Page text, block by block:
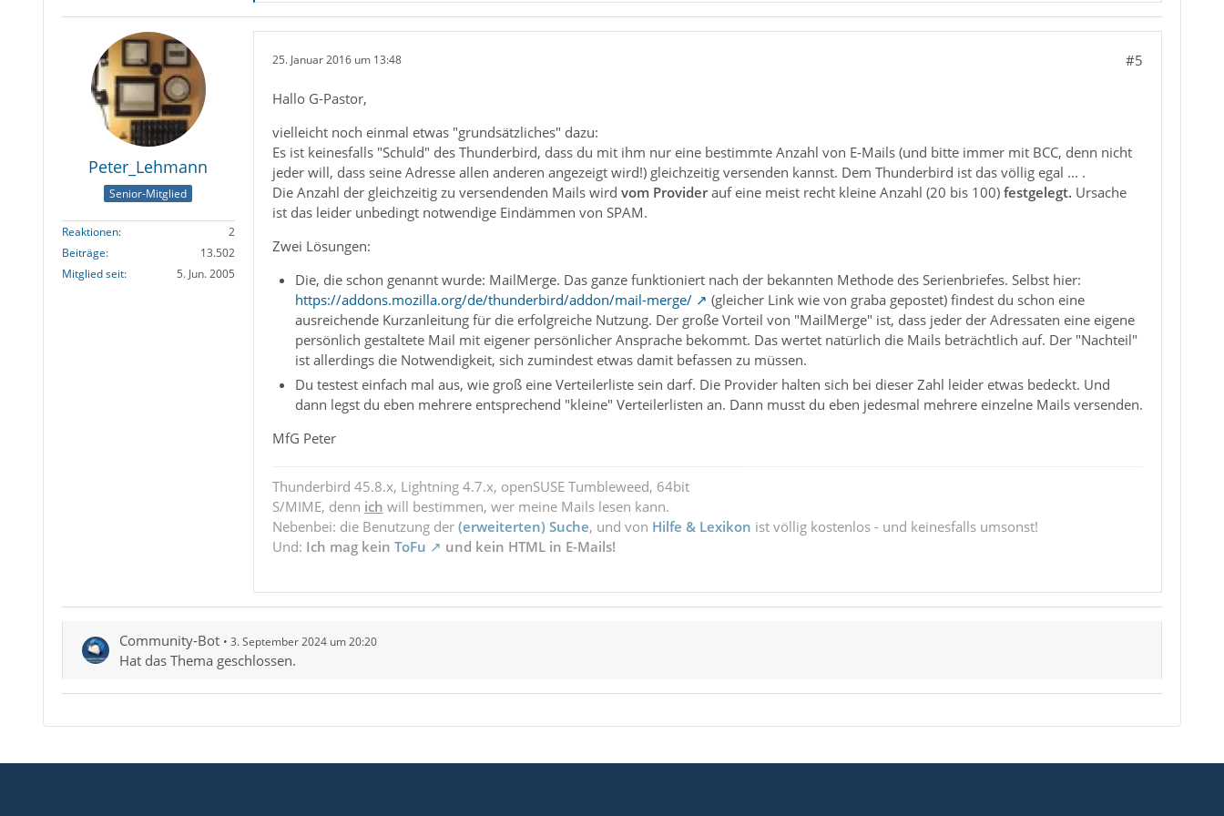
Peter_Lehmann
Senior-Mitglied
Reaktionen
2
Beiträge
13.502
Mitglied seit
5. Jun. 2005
25. Januar 2016 um 13:48 #5
Hallo G-Pastor,
vielleicht noch einmal etwas "grundsätzliches" dazu:
Es ist keinesfalls "Schuld" des Thunderbird, dass du mit ihm nur eine bestimmte Anzahl von E-Mails (und bitte immer mit BCC, denn nicht
jeder will, dass seine Adresse allen anderen angezeigt wird!) gleichzeitig versenden kannst. Dem Thunderbird ist das völlig egal ... .
Die Anzahl der gleichzeitig zu versendenden Mails wird vom Providerauf eine meist recht kleine Anzahl (20 bis 100) festgelegt. Ursache
ist das leider unbedingt notwendige Eindämmen von SPAM.
Zwei Lösungen:
Die, die schon genannt wurde: MailMerge. Das ganze funktioniert nach der bekannten Methode des Serienbriefes. Selbst hier:
https://addons.mozilla.org/de/thunderbird/addon/mail-merge/
(gleicher Link wie von graba gepostet) findest du schon eine
ausreichende Kurzanleitung für die erfolgreiche Nutzung. Der große Vorteil von "MailMerge" ist, dass jeder der Adressaten eine eigene
persönlich gestaltete Mail mit eigener persönlicher Ansprache bekommt. Das wertet natürlich die Mails beträchtlich auf. Der "Nachteil"
ist allerdings die Notwendigkeit, sich zumindest etwas damit befassen zu müssen.
Du testest einfach mal aus, wie groß eine Verteilerliste sein darf. Die Provider halten sich bei dieser Zahl leider etwas bedeckt. Und
dann legst du eben mehrere entsprechend "kleine" Verteilerlisten an. Dann musst du eben jedesmal mehrere einzelne Mails versenden.
MfG Peter
Thunderbird 45.8.x, Lightning 4.7.x, openSUSE Tumbleweed, 64bit
S/MIME, denn ich will bestimmen, wer meine Mails lesen kann.
Nebenbei: die Benutzung der (erweiterten) Suche, und von Hilfe & Lexikon ist völlig kostenlos - und keinesfalls umsonst!
Und: Ich mag kein ToFu und kein HTML in E-Mails!
Community-Bot 3. September 2024 um 20:20
Hat das Thema geschlossen.